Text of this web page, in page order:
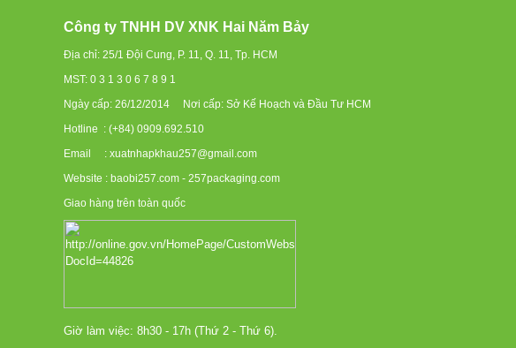
Công ty TNHH DV XNK Hai Năm Bảy
Địa chỉ: 25/1 Đội Cung, P. 11, Q. 11, Tp. HCM
MST: 0 3 1 3 0 6 7 8 9 1
Ngày cấp: 26/12/2014 Nơi cấp: Sở Kế Hoạch và Đầu Tư HCM
Hotline : (+84) 0909.692.510
Email : xuatnhapkhau257@gmail.com
Website : baobi257.com - 257packaging.com
Giao hàng trên toàn quốc
Giờ làm việc: 8h30 - 17h (Thứ 2 - Thứ 6).